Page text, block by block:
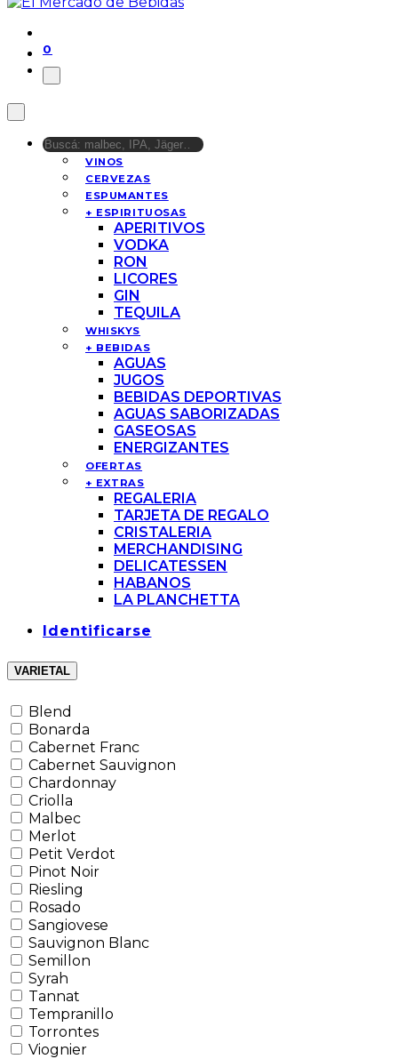
0
VINOS
CERVEZAS
ESPUMANTES
+ ESPIRITUOSAS
APERITIVOS
VODKA
RON
LICORES
GIN
TEQUILA
WHISKYS
+ BEBIDAS
AGUAS
JUGOS
BEBIDAS DEPORTIVAS
AGUAS SABORIZADAS
GASEOSAS
ENERGIZANTES
OFERTAS
+ EXTRAS
REGALERIA
TARJETA DE REGALO
CRISTALERIA
MERCHANDISING
DELICATESSEN
HABANOS
LA PLANCHETTA
Identificarse
VARIETAL
Blend
Bonarda
Cabernet Franc
Cabernet Sauvignon
Chardonnay
Criolla
Malbec
Merlot
Petit Verdot
Pinot Noir
Riesling
Rosado
Sangiovese
Sauvignon Blanc
Semillon
Syrah
Tannat
Tempranillo
Torrontes
Viognier